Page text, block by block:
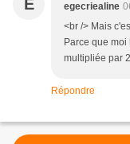
E egecriealine
<br /> Mais
Parce que
multipliée par
Répondre